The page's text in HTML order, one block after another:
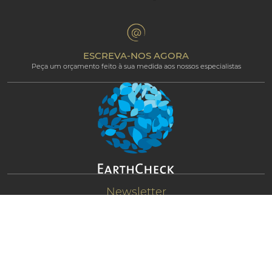
Programa de afiliados
Área Profissional
Termos e condições
Newsletter
ESCREVA-NOS AGORA
Peça um orçamento feito à sua medida aos nossos especialistas